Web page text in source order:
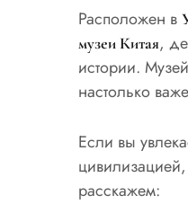
Расположен в
музеи Китая,
истории. Музей
настолько
Если вы
расскажем: